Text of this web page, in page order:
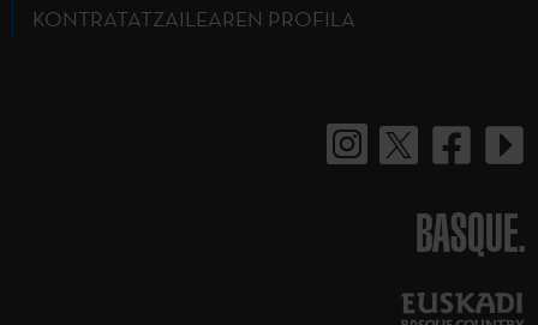
KONTRATATZAILEAREN PROFILA
BASQUE.